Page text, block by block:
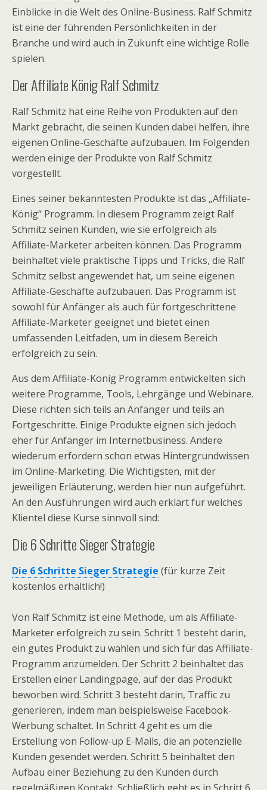
Einblicke in die Welt des Online-Business. Ralf Schmitz
ist eine der führenden Persönlichkeiten in der
Branche und wird auch in Zukunft eine wichtige Rolle
spielen.
Der Affiliate König Ralf Schmitz
Ralf Schmitz hat eine Reihe von Produkten auf den
Markt gebracht, die seinen Kunden dabei helfen, ihre
eigenen Online-Geschäfte aufzubauen. Im Folgenden
werden einige der Produkte von Ralf Schmitz
vorgestellt.
Eines seiner bekanntesten Produkte ist das „Affiliate-
König“ Programm. In diesem Programm zeigt Ralf
Schmitz seinen Kunden, wie sie erfolgreich als
Affiliate-Marketer arbeiten können. Das Programm
beinhaltet viele praktische Tipps und Tricks, die Ralf
Schmitz selbst angewendet hat, um seine eigenen
Affiliate-Geschäfte aufzubauen. Das Programm ist
sowohl für Anfänger als auch für fortgeschrittene
Affiliate-Marketer geeignet und bietet einen
umfassenden Leitfaden, um in diesem Bereich
erfolgreich zu sein.
Aus dem Affiliate-König Programm entwickelten sich
weitere Programme, Tools, Lehrgänge und Webinare.
Diese richten sich teils an Anfänger und teils an
Fortgeschritte. Einige Produkte eignen sich jedoch
eher für Anfänger im Internetbusiness. Andere
wiederum erfordern schon etwas Hintergrundwissen
im Online-Marketing. Die Wichtigsten, mit der
jeweiligen Erläuterung, werden hier nun aufgeführt.
An den Ausführungen wird auch erklärt für welches
Klientel diese Kurse sinnvoll sind:
Die 6 Schritte Sieger Strategie
Die 6 Schritte Sieger Strategie (für kurze Zeit
kostenlos erhältlich!)
Von Ralf Schmitz ist eine Methode, um als Affiliate-
Marketer erfolgreich zu sein. Schritt 1 besteht darin,
ein gutes Produkt zu wählen und sich für das Affiliate-
Programm anzumelden. Der Schritt 2 beinhaltet das
Erstellen einer Landingpage, auf der das Produkt
beworben wird. Schritt 3 besteht darin, Traffic zu
generieren, indem man beispielsweise Facebook-
Werbung schaltet. In Schritt 4 geht es um die
Erstellung von Follow-up E-Mails, die an potenzielle
Kunden gesendet werden. Schritt 5 beinhaltet den
Aufbau einer Beziehung zu den Kunden durch